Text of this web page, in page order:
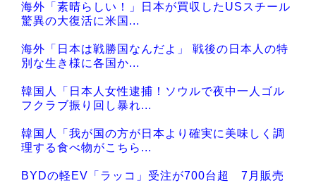
海外「素晴らしい！」日本が買収したUSスチール
驚異の大復活に米国...
海外「日本は戦勝国なんだよ」 戦後の日本人の特
別な生き様に各国か...
韓国人「日本人女性逮捕！ソウルで夜中一人ゴル
フクラブ振り回し暴れ...
韓国人「我が国の方が日本より確実に美味しく調
理する食べ物がこちら...
BYDの軽EV「ラッコ」受注が700台超 7月販売